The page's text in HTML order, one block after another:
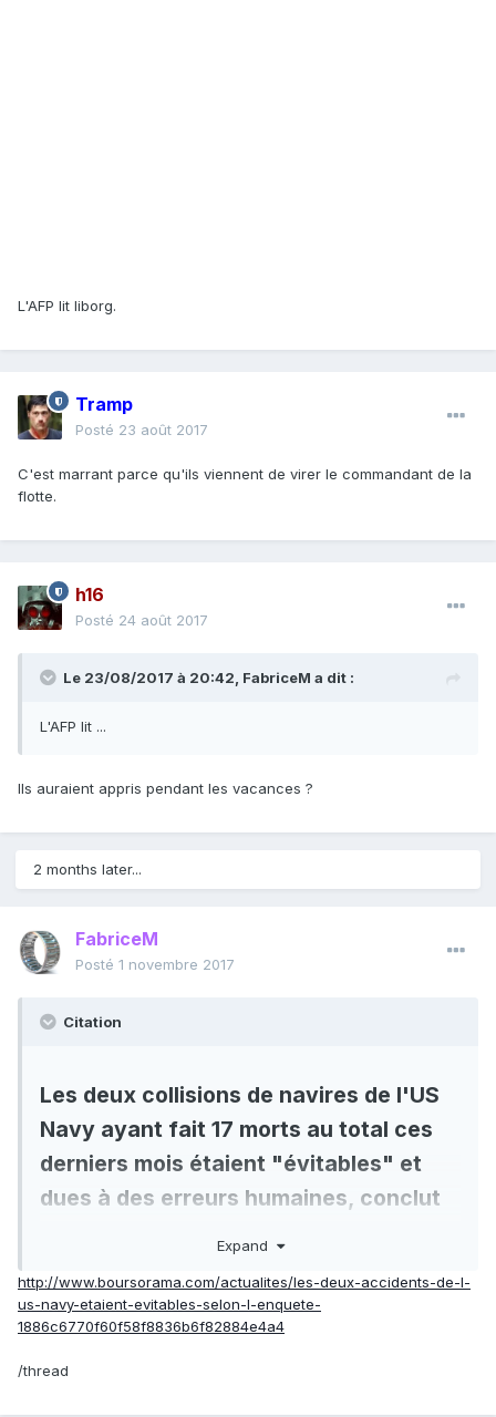
L'AFP lit liborg.
Tramp
Posté 23 août 2017
C'est marrant parce qu'ils viennent de virer le commandant de la
flotte.
h16
Posté 24 août 2017
Le 23/08/2017 à 20:42, FabriceM a dit :
L'AFP lit ...
Ils auraient appris pendant les vacances ?
2 months later...
FabriceM
Posté 1 novembre 2017
Citation
Les deux collisions de navires de l'US
Navy ayant fait 17 morts au total ces
derniers mois étaient "évitables" et
dues à des erreurs humaines, conclut
"Ces deux accidents étaient évitables et les deux enquêtes
révèlent de multiples erreurs des marins de quart" ces
l'amiral John Richardson, cité dans le communiqué.
Expand
http://www.boursorama.com/actualites/les-deux-accidents-de-l-
us-navy-etaient-evitables-selon-l-enquete-
1886c6770f60f58f8836b6f82884e4a4
/thread